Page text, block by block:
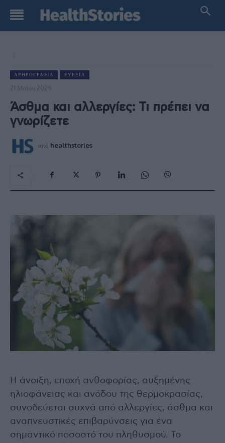
ΑΡΘΡΟΓΡΑΦΊΑ ΕΥΕΞΊΑ
21 Μαΐου 2025
Άσθμα και αλλεργίες: Τι πρέπει να
γνωρίζετε
από healthstories
H άνοιξη, εποχή ανθοφορίας, αυξημένης
ηλιοφάνειας και ανόδου της θερμοκρασίας,
συνοδεύεται συχνά από αλλεργίες, άσθμα και
αναπνευστικές επιβαρύνσεις για ένα
σημαντικό ποσοστό του πληθυσμού. Το